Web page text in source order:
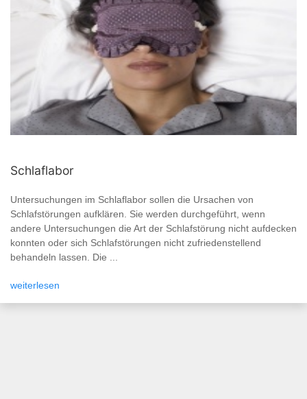
Schlaflabor
Untersuchungen im Schlaflabor sollen die Ursachen von
Schlafstörungen aufklären. Sie werden durchgeführt, wenn
andere Untersuchungen die Art der Schlafstörung nicht aufdecken
konnten oder sich Schlafstörungen nicht zufriedenstellend
behandeln lassen. Die ...
weiterlesen